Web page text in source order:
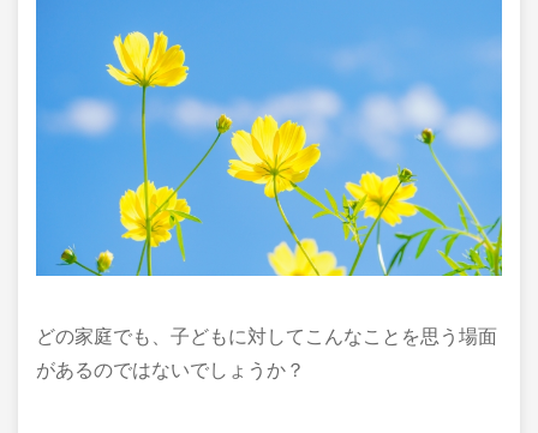
どの家庭でも、子どもに対してこんなことを思う場面
があるのではないでしょうか？